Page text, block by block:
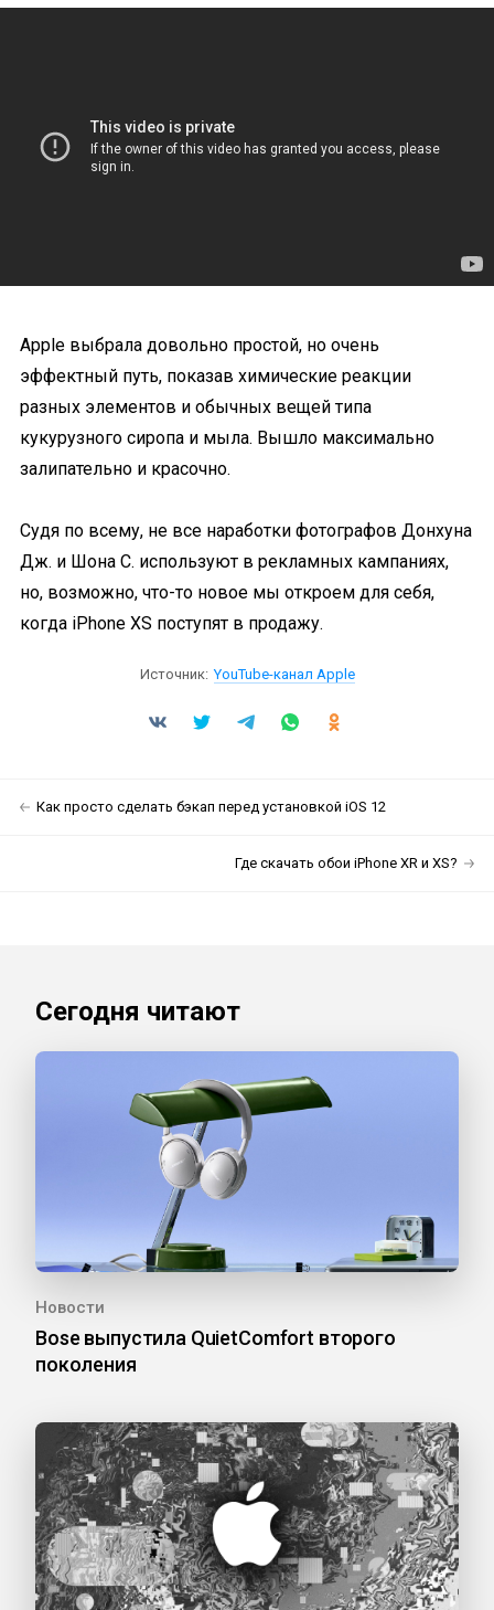
Apple выбрала довольно простой, но очень
эффектный путь, показав химические реакции
разных элементов и обычных вещей типа
кукурузного сиропа и мыла. Вышло максимально
залипательно и красочно.
Судя по всему, не все наработки фотографов Донхуна
Дж. и Шона С. используют в рекламных кампаниях,
но, возможно, что-то новое мы откроем для себя,
когда iPhone XS поступят в продажу.
Источник: YouTube-канал Apple
Как просто сделать бэкап перед установкой iOS 12
Где скачать обои iPhone XR и XS?
Сегодня читают
Новости
Bose выпустила QuietComfort второго
поколения